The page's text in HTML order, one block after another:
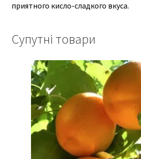
приятного кисло-сладкого вкуса.
Супутні товари